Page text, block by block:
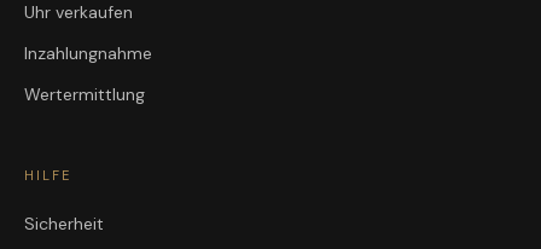
Uhr verkaufen
Inzahlungnahme
Wertermittlung
HILFE
Sicherheit